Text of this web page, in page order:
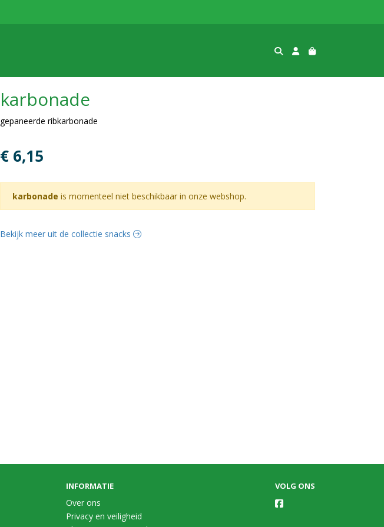
karbonade
gepaneerde ribkarbonade
€ 6,15
karbonade is momenteel niet beschikbaar in onze webshop.
Bekijk meer uit de collectie snacks
INFORMATIE
Over ons
Privacy en veiligheid
VOLG ONS